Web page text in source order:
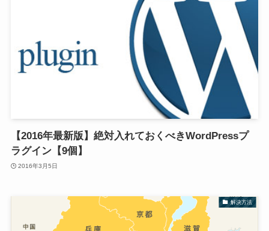
【2016年最新版】絶対入れておくべきWordPressプ
ラグイン【9個】
2016年3月5日
解決方法